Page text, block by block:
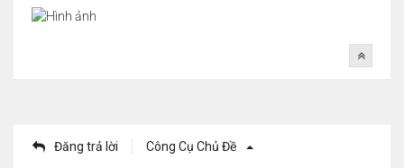
Đăng trả lời Công Cụ Chủ Đề